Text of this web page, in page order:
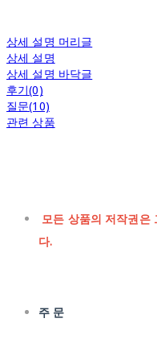
상세 설명 머리글
상세 설명
상세 설명 바닥글
후기(0)
질문(10)
관련 상품
모든 상품의 저작권은
다.
주 문